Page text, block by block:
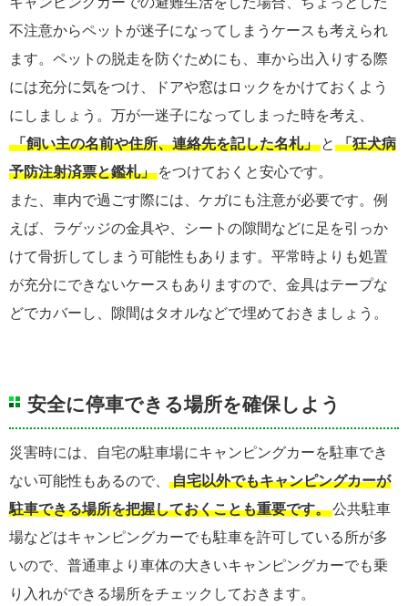
不注意からペットが迷子になってしまうケースも考えられ
ます。ペットの脱走を防ぐためにも、車から出入りする際
には充分に気をつけ、ドアや窓はロックをかけておくよう
にしましょう。万が一迷子になってしまった時を考え、
「飼い主の名前や住所、連絡先を記した名札」 と 「狂犬病
予防注射済票と鑑札」 をつけておくと安心です。
また、車内で過ごす際には、ケガにも注意が必要です。例
えば、ラゲッジの金具や、シートの隙間などに足を引っか
けて骨折してしまう可能性もあります。平常時よりも処置
が充分にできないケースもありますので、金具はテープな
どでカバーし、隙間はタオルなどで埋めておきましょう。
安全に停車できる場所を確保しよう
災害時には、自宅の駐車場にキャンピングカーを駐車でき
ない可能性もあるので、
自宅以外でもキャンピングカーが
駐車できる場所を把握しておくことも重要です。公共駐車
場などはキャンピングカーでも駐車を許可している所が多
いので、普通車より車体の大きいキャンピングカーでも乗
り入れができる場所をチェックしておきます。